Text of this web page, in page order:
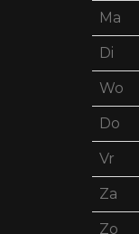
Ma
Di
Wo
Do
Vr
Za
Zo